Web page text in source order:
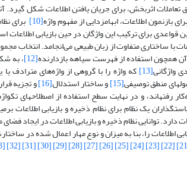
تعاملات اثربخش، برای جریان یافتن اطلاعات شکل
بازنمون اطلاعات، ابهام­زدایی از مفهوم واژه[10] برای
قواعدی برای ترکیب این واژگان در حین بازیابی
ساختاری متفاوت از زبان طبیعی می‌انجامد. انتخاب
همچون استفاده از فهرست سیاهه بازدارنده[12] ، به
واژگانی[13] که واژه را با گروهی از واژه‌های مترادف
منطق ­توصیفی[15] و ساختار­ استدلال[16] و تجزیه
رفته­اند، و در نهایت سطح استفاده از اصطلاح­های
یک نظام برای نظام ذخیره و بازیابی اطلاعات
توانایی نظام ذخیره و بازیابی اطلاعات در ایجاد فضای
اطلاعات را، بنا به میزان و نوع مهار اعمال شده در
[22]
[23]
[24]
[25]
[26]
[27]
[28]
[29]
[30]
[31]
[32]
[33]